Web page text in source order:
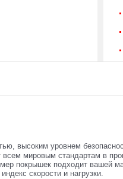
высоким уровнем
всем мировым стандартам в
покрышек подходит вашей
скорости и нагрузки.